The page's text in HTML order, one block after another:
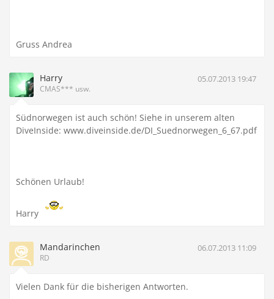
Gruss Andrea
Harry
CMAS*** usw.
05.07.2013 19:47
Südnorwegen ist auch schön! Siehe in unserem alten
DiveInside: www.diveinside.de/DI_Suednorwegen_6_67.pdf
Schönen Urlaub!
Harry
Mandarinchen
RD
06.07.2013 11:09
Vielen Dank für die bisherigen Antworten.